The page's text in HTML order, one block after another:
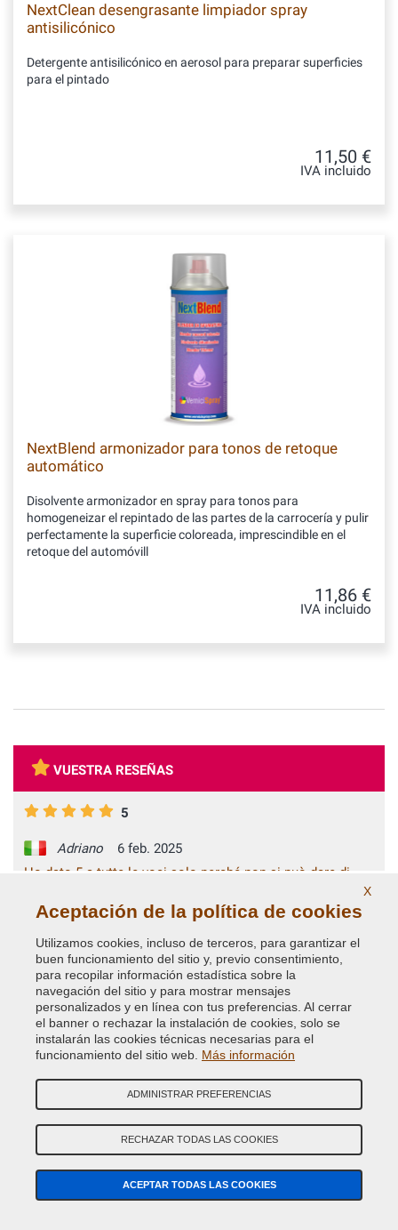
NextClean desengrasante limpiador spray
antisilicónico
Detergente antisilicónico en aerosol para preparar superficies
para el pintado
11,50 €
IVA incluido
NextBlend armonizador para tonos de retoque
automático
Disolvente armonizador en spray para tonos para
homogeneizar el repintado de las partes de la carrocería y pulir
perfectamente la superficie coloreada, imprescindible en el
retoque del automóvill
11,86 €
IVA incluido
VUESTRA RESEÑAS
5
Adriano
6 feb. 2025
Ho dato 5 a tutte le voci solo perché non si può dare di
Veramente soddisfatto.... Complimenti a tutto lo staff
BUSCAR COLOR
BUSCAR
REPUESTOS
BÚSQUEDA GUIADA COLOR DE COCHE
Modelo de Coche
Año (opcional)
X
Aceptación de la política de cookies
Utilizamos cookies, incluso de terceros, para garantizar el
buen funcionamiento del sitio y, previo consentimiento,
para recopilar información estadística sobre la
navegación del sitio y para mostrar mensajes
personalizados y en línea con tus preferencias. Al cerrar
el banner o rechazar la instalación de cookies, solo se
instalarán las cookies técnicas necesarias para el
funcionamiento del sitio web. Más información
ADMINISTRAR PREFERENCIAS
RECHAZAR TODAS LAS COOKIES
ACEPTAR TODAS LAS COOKIES